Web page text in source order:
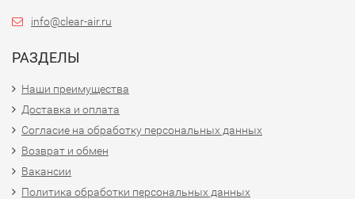
info@clear-air.ru
РАЗДЕЛЫ
Наши преимущества
Доставка и оплата
Согласие на обработку персональных данных
Возврат и обмен
Вакансии
Политика обработки персональных данных